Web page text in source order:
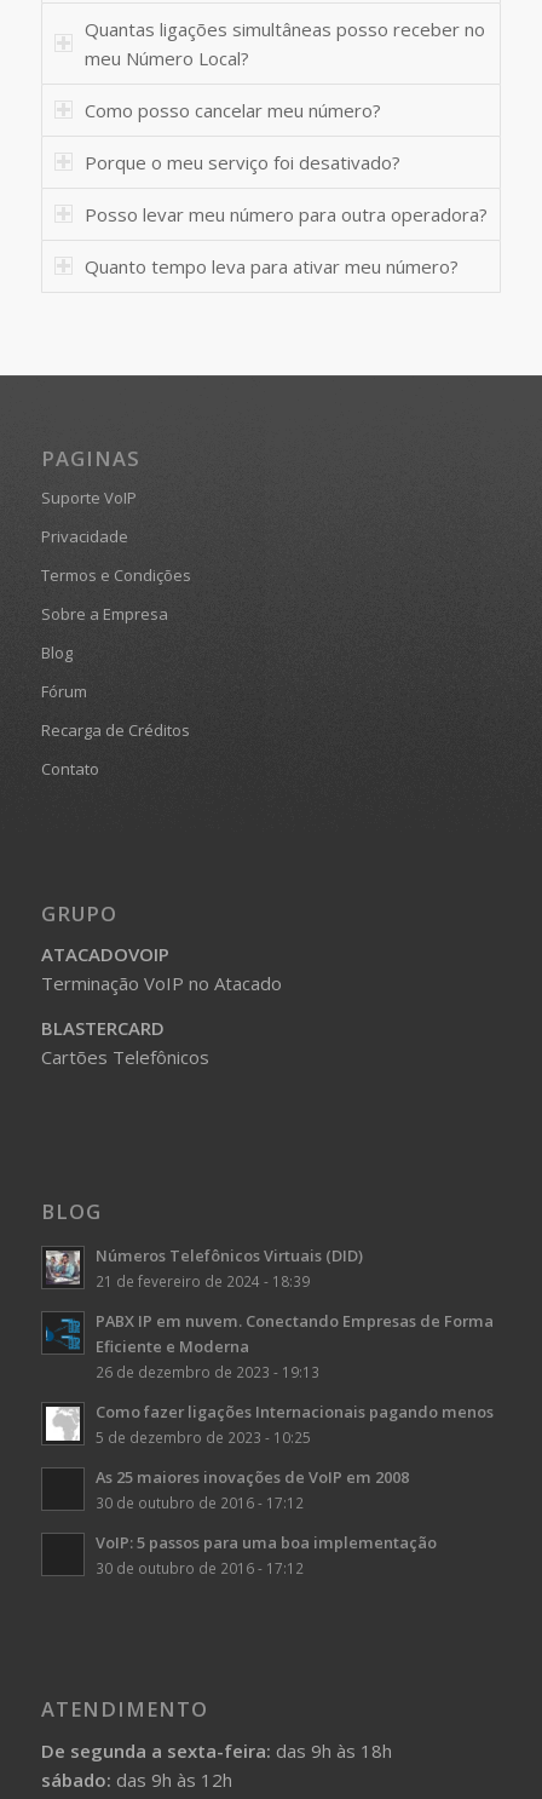
Quantas ligações simultâneas posso receber no
meu Número Local?
Como posso cancelar meu número?
Porque o meu serviço foi desativado?
Posso levar meu número para outra operadora?
Quanto tempo leva para ativar meu número?
PAGINAS
Suporte VoIP
Privacidade
Termos e Condições
Sobre a Empresa
Blog
Fórum
Recarga de Créditos
Contato
GRUPO
ATACADOVOIP
Terminação VoIP no Atacado
BLASTERCARD
Cartões Telefônicos
BLOG
Números Telefônicos Virtuais (DID)
21 de fevereiro de 2024 - 18:39
PABX IP em nuvem. Conectando Empresas de Forma
Eficiente e Moderna
26 de dezembro de 2023 - 19:13
Como fazer ligações Internacionais pagando menos
5 de dezembro de 2023 - 10:25
As 25 maiores inovações de VoIP em 2008
30 de outubro de 2016 - 17:12
VoIP: 5 passos para uma boa implementação
30 de outubro de 2016 - 17:12
ATENDIMENTO
De segunda a sexta-feira: das 9h às 18h
sábado: das 9h às 12h